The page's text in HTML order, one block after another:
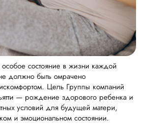
состояние в жизни каждой
должно быть омрачено
Цель Группы компаний
— рождение здорового ребенка и
условий для будущей матери,
и эмоциональном состоянии.